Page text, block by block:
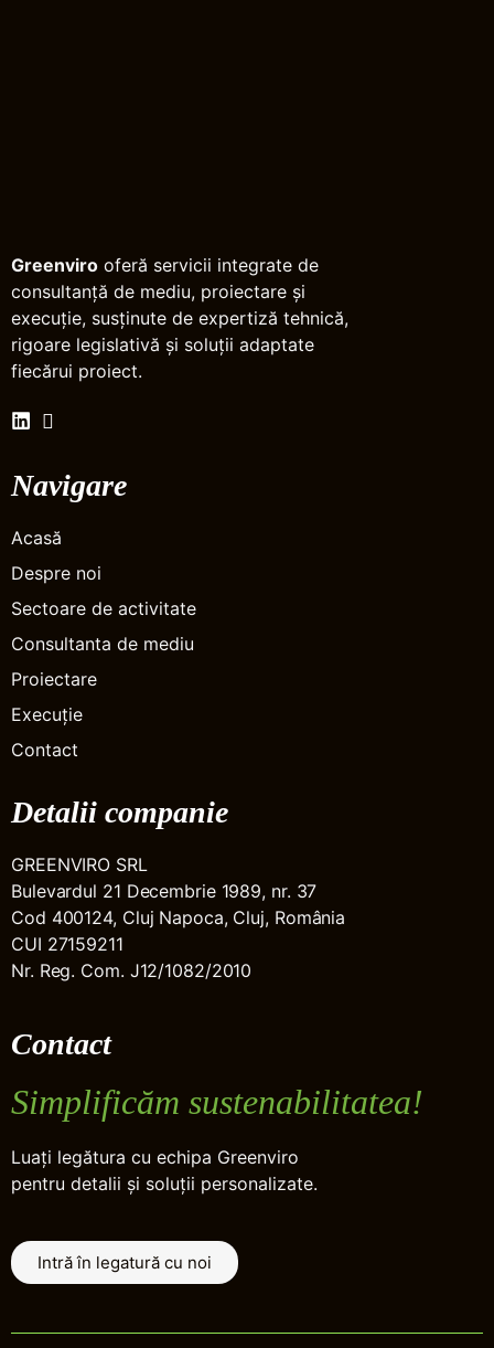
Greenviro oferă servicii integrate de
consultanță de mediu, proiectare și
execuție, susținute de expertiză tehnică,
rigoare legislativă și soluții adaptate
fiecărui proiect.
Navigare
Acasă
Despre noi
Sectoare de activitate
Consultanta de mediu
Proiectare
Execuție
Contact
Detalii companie
GREENVIRO SRL
Bulevardul 21 Decembrie 1989, nr. 37
Cod 400124, Cluj Napoca, Cluj, România
CUI 27159211
Nr. Reg. Com. J12/1082/2010
Contact
Simplificăm sustenabilitatea!
Luați legătura cu echipa Greenviro
pentru detalii și soluții personalizate.
Intră în legatură cu noi